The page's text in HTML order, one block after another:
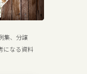
集、分譲
になる資料